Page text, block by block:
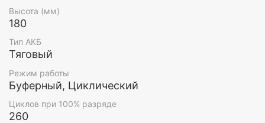
Высота (мм)
180
Тип АКБ
Тяговый
Режим работы
Буферный, Циклический
Циклов при 100% разряде
260